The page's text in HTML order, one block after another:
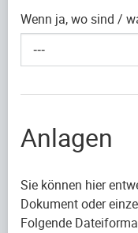
Wenn ja, wo sind /
---
Anlagen
Sie können hier
Dokument oder
Folgende